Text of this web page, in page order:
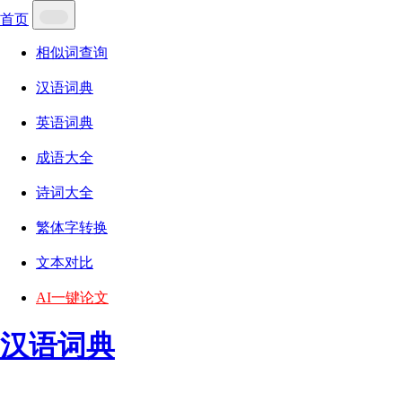
首页
相似词查询
汉语词典
英语词典
成语大全
诗词大全
繁体字转换
文本对比
AI一键论文
汉语词典